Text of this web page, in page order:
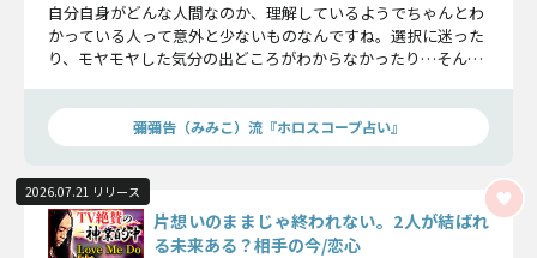
自分自身がどんな人間なのか、理解しているようでちゃんとわ
かっている人って意外と少ないものなんですね。選択に迷った
り、モヤモヤした気分の出どころがわからなかったり…そんな
ってみてください。
彌彌告（みみこ）流『ホロスコープ占い』
2026.07.21 リリース
片想いのままじゃ終われない。2人が結ばれ
る未来ある？相手の今/恋心